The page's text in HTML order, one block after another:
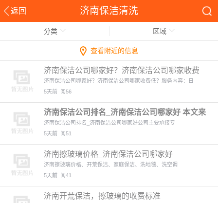
返回 济南保洁清洗
分类 区域
查看附近的信息
济南保洁公司哪家好？济南保洁公司哪家收费
低？ 本文来自: 济
济南保洁公司哪家好？济南保洁公司哪家收费低？服务内容：日
5天前 阅56
济南保洁公司排名_济南保洁公司哪家好 本文来
自: 济南家政(
济南保洁公司排名_济南保洁公司哪家好公司主要承接专
5天前 阅51
济南擦玻璃价格_济南保洁公司哪家好
济南擦玻璃价格、开荒保洁、家庭保洁、洗地毯、洗空调
5天前 阅41
济南开荒保洁，擦玻璃的收费标准